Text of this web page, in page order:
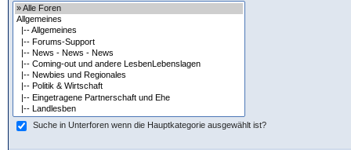
Suche in Unterforen wenn die Hauptkategorie ausgewählt ist?